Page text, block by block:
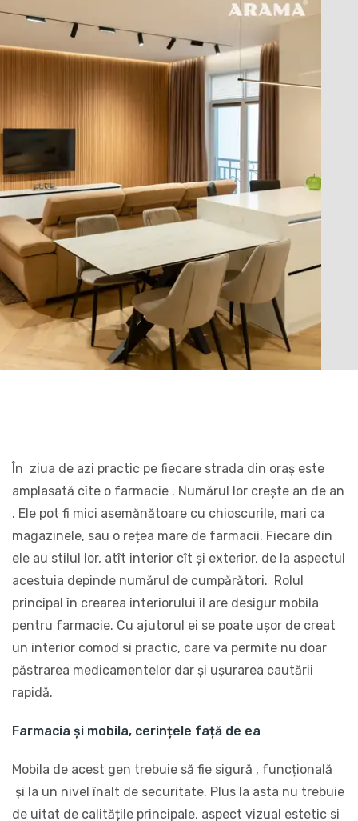
În ziua de azi practic pe fiecare strada din oraș este
amplasată cîte o farmacie . Numărul lor crește an de an
. Ele pot fi mici asemănătoare cu chioscurile, mari ca
magazinele, sau o rețea mare de farmacii. Fiecare din
ele au stilul lor, atît interior cît și exterior, de la aspectul
acestuia depinde numărul de cumpărători. Rolul
principal în crearea interiorului îl are desigur mobila
pentru farmacie. Cu ajutorul ei se poate ușor de creat
un interior comod si practic, care va permite nu doar
păstrarea medicamentelor dar și ușurarea cautării
rapidă.
Farmacia și mobila, cerințele față de ea
Mobila de acest gen trebuie să fie sigură , funcțională
și la un nivel înalt de securitate. Plus la asta nu trebuie
de uitat de calitățile principale, aspect vizual estetic si